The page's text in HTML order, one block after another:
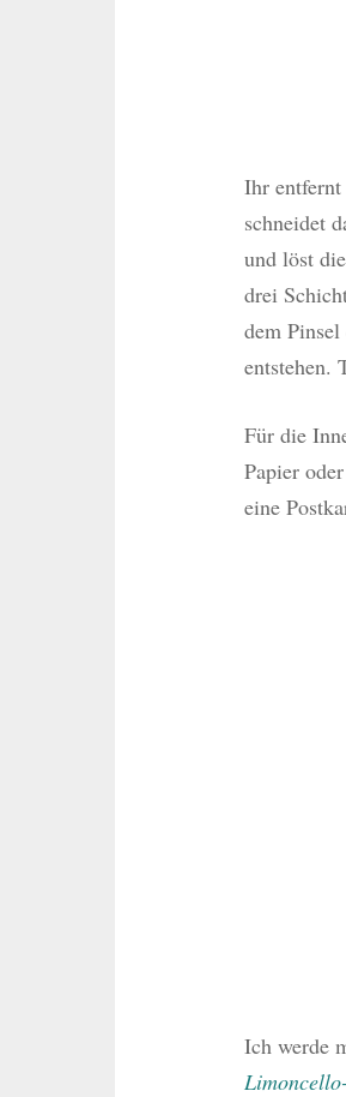
Ihr
schneidet
und löst
drei
dem
entstehen.
Für die
Papier
eine
Ich werde